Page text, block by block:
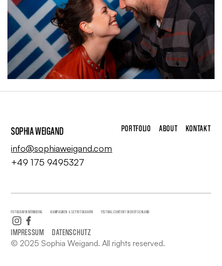
SOPHIA WEIGAND
info@sophiaweigand.com
‭+49 175 9495327‬
PORTFOLIO ABOUT KONTAKT
© 2025 Sophia Weigand. All rights reserved.
IMPRESSUM DATENSCHUTZ
FOTOGRAFIN NÜRNBERG KAMPAGNEN- & SETFOTOGRAFIN FESTIVAL CONTENT IN DEUTSCHLAND